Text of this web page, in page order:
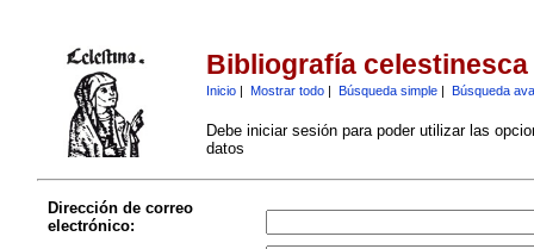
Bibliografía celestinesca
Inicio| Mostrar todo| Búsqueda simple| Búsqueda
Debe iniciar sesión para poder utilizar las
datos
Dirección de correo
electrónico: